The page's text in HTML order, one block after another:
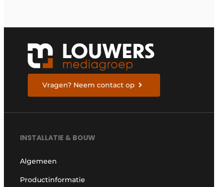
Vragen? Neem contact op
INSTALLATIE & BOUW
Algemeen
Productinformatie